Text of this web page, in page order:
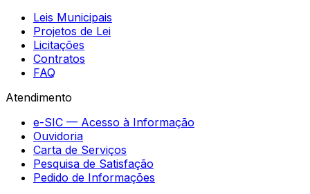
Leis Municipais
Projetos de Lei
Licitações
Contratos
FAQ
Atendimento
e-SIC — Acesso à Informação
Ouvidoria
Carta de Serviços
Pesquisa de Satisfação
Pedido de Informações